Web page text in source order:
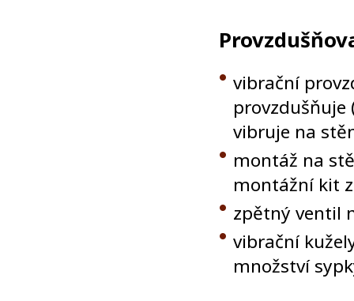
vibrační
provzdušňuje
vibruje na
montáž na
montážní kit
zpětný ventil
vibrační
množství